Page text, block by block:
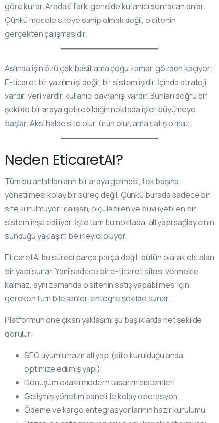
göre kurar. Aradaki farkı genelde kullanıcı sonradan anlar.
Çünkü mesele siteye sahip olmak değil, o sitenin
gerçekten çalışmasıdır.
Aslında işin özü çok basit ama çoğu zaman gözden kaçıyor:
E-ticaret bir yazılım işi değil, bir sistem işidir. İçinde strateji
vardır, veri vardır, kullanıcı davranışı vardır. Bunları doğru bir
şekilde bir araya getirebildiğin noktada işler büyümeye
başlar. Aksi halde site olur, ürün olur, ama satış olmaz.
Neden EticaretAI?
Tüm bu anlatılanların bir araya gelmesi, tek başına
yönetilmesi kolay bir süreç değil. Çünkü burada sadece bir
site kurulmuyor; çalışan, ölçülebilen ve büyüyebilen bir
sistem inşa ediliyor. İşte tam bu noktada, altyapı sağlayıcının
sunduğu yaklaşım belirleyici oluyor.
EticaretAI bu süreci parça parça değil, bütün olarak ele alan
bir yapı sunar. Yani sadece bir e-ticaret sitesi vermekle
kalmaz, aynı zamanda o sitenin satış yapabilmesi için
gereken tüm bileşenleri entegre şekilde sunar.
Platformun öne çıkan yaklaşımı şu başlıklarda net şekilde
görülür:
SEO uyumlu hazır altyapı (site kurulduğu anda
optimize edilmiş yapı)
Dönüşüm odaklı modern tasarım sistemleri
Gelişmiş yönetim paneli ile kolay operasyon
Ödeme ve kargo entegrasyonlarının hazır kurulumu